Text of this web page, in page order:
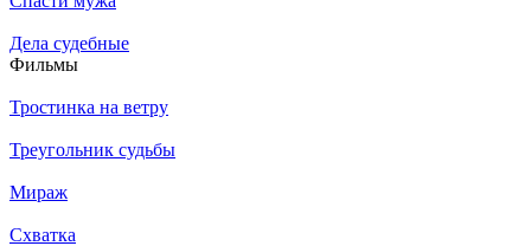
Дела судебные
Филь­мы
Тростинка на ветру
Треугольник судьбы
Мираж
Схватка